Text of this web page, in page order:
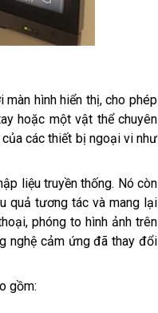
hình hiển thị, cho phép
hoặc một vật thể chuyên
các thiết bị ngoại vi như
liệu truyền thống. Nó còn
quả tương tác và mang lại
phóng to hình ảnh trên
nghệ cảm ứng đã thay đổi
gồm: